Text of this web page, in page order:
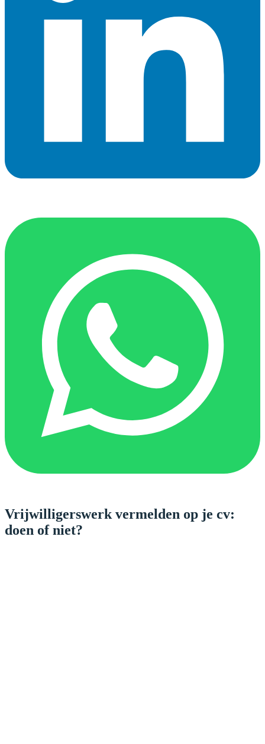
Vrijwilligerswerk vermelden op je cv:
doen of niet?